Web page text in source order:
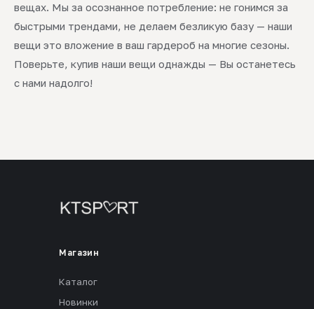
вещах. Мы за осознанное потребление: не гонимся за
быстрыми трендами, не делаем безликую базу — наши
вещи это вложение в ваш гардероб на многие сезоны.
Поверьте, купив наши вещи однажды — Вы останетесь
с нами надолго!
Магазин
Каталог
Новинки